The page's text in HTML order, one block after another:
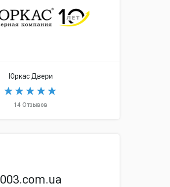
Юркас Двери
14 Отзывов
003.com.ua